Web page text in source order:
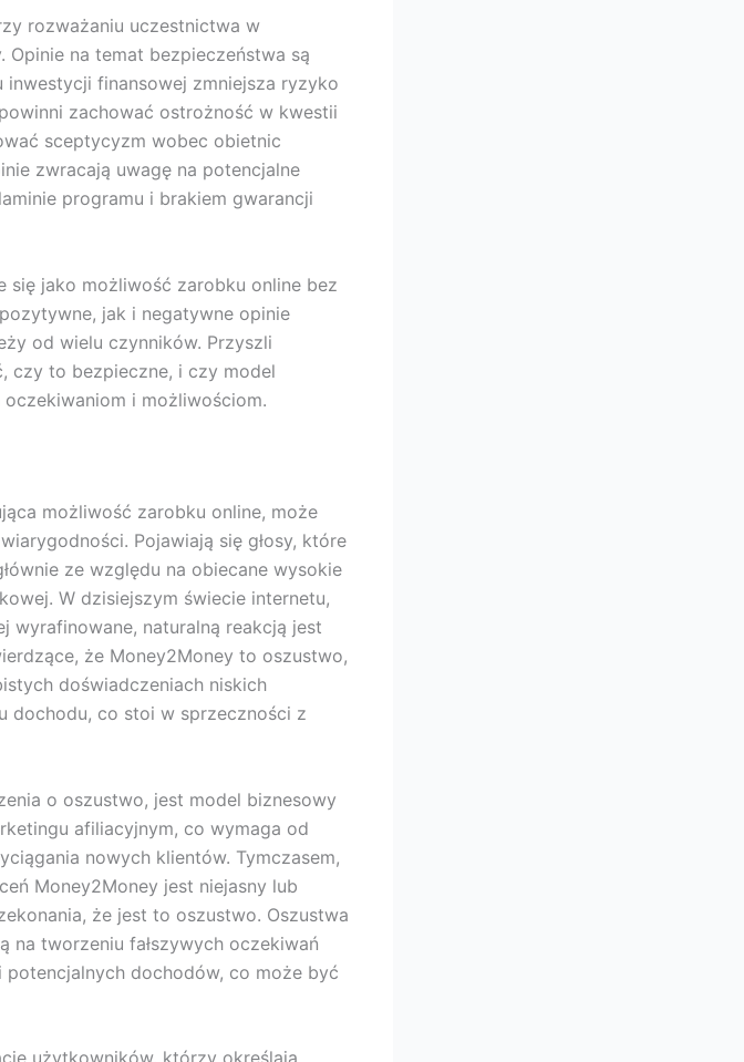
rozważaniu uczestnictwa w
na temat bezpieczeństwa są
finansowej zmniejsza ryzyko
zachować ostrożność w kwestii
sceptycyzm wobec obietnic
zwracają uwagę na potencjalne
programu i brakiem gwarancji
się jako możliwość zarobku online bez
jak i negatywne opinie
od wielu czynników. Przyszli
czy to bezpieczne, i czy model
i możliwościom.
możliwość zarobku online, może
Pojawiają się głosy, które
ze względu na obiecane wysokie
W dzisiejszym świecie internetu,
wyrafinowane, naturalną reakcją jest
że Money2Money to oszustwo,
doświadczeniach niskich
dochodu, co stoi w sprzeczności z
o oszustwo, jest model biznesowy
afiliacyjnym, co wymaga od
nowych klientów. Tymczasem,
Money2Money jest niejasny lub
że jest to oszustwo. Oszustwa
na tworzeniu fałszywych oczekiwań
dochodów, co może być